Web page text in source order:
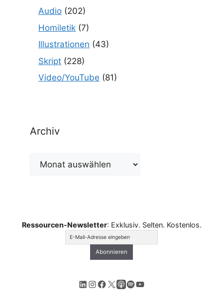
Audio (202)
Homiletik (7)
Illustrationen (43)
Skript (228)
Video/YouTube (81)
Archiv
Archiv
Ressourcen-Newsletter: Exklusiv. Selten. Kostenlos.
LinkedIn
Instagram
Facebook
X Apple Podcasts
Spotify
YouTube